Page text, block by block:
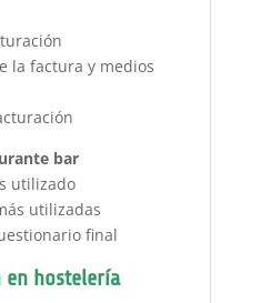
la factura y medios
bar
utilizado
utilizadas
final
en hostelería